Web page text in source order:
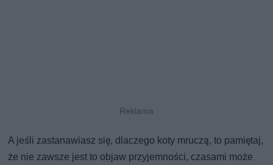
A jeśli zastanawiasz się, dlaczego koty mruczą, to pamiętaj,
że nie zawsze jest to objaw przyjemności, czasami może